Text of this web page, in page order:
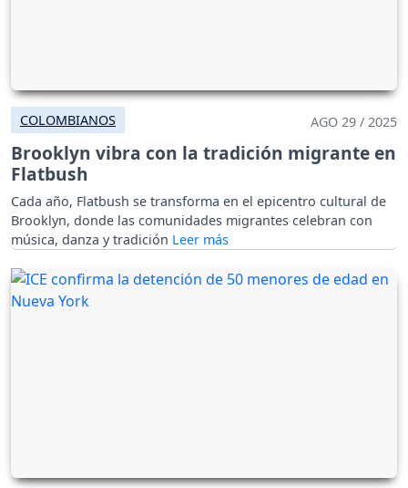
COLOMBIANOS AGO 29 / 2025
Brooklyn vibra con la tradición migrante en
Flatbush
Cada año, Flatbush se transforma en el epicentro cultural de
Brooklyn, donde las comunidades migrantes celebran con
música, danza y tradición